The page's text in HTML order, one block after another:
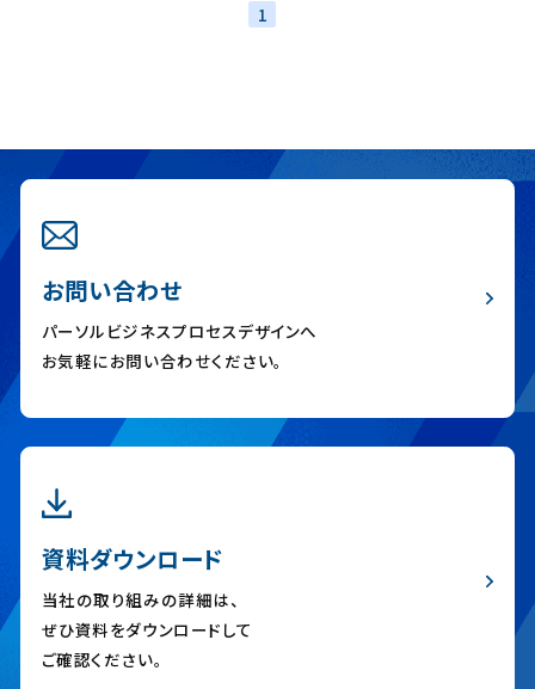
1
お問い合わせ
パーソルビジネスプロセスデザインへ
お気軽にお問い合わせください。
資料ダウンロード
当社の取り組みの詳細は、
ぜひ資料をダウンロードして
ご確認ください。